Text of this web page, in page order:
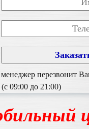
перезвонит
09:00 до 21:00)